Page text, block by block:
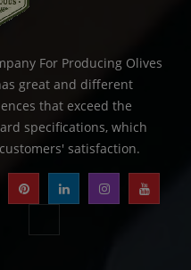
For Producing Olives
great and different
that exceed the
specifications, which
satisfaction.